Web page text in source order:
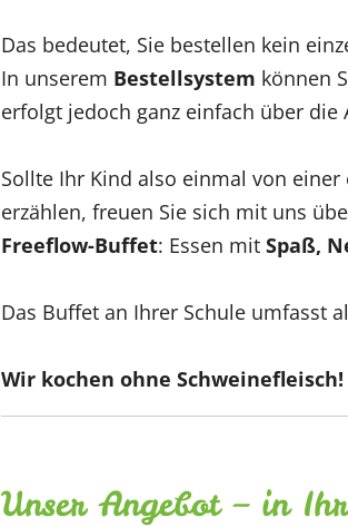
Das bedeutet, Sie bestellen kein
In unserem Bestellsystem können
erfolgt jedoch ganz einfach über die
Sollte Ihr Kind also einmal von
erzählen, freuen Sie sich mit uns
Freeflow-Buffet: Essen mit Spaß,
Das Buffet an Ihrer Schule umfasst
Wir kochen ohne Schweinefleisch!
Unser Angebot – in